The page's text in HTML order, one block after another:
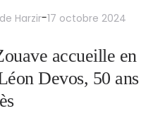
Harzir-17 octobre 2024
accueille en
Devos, 50 ans